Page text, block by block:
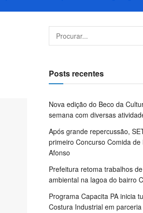
Posts recentes
Nova edição do Beco da
semana com diversas
Após grande repercussão,
primeiro Concurso Comida de
Afonso
Prefeitura retoma trabalhos
ambiental na lagoa do bairro
Programa Capacita PA inicia
Costura Industrial em